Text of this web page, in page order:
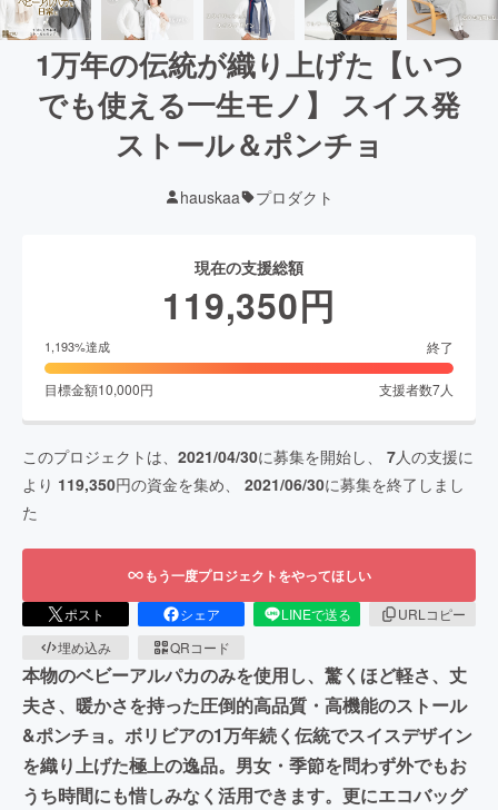
1万年の伝統が織り上げた【いつ
でも使える一生モノ】 スイス発
ストール＆ポンチョ
hauskaa プロダクト
現在の支援総額
119,350円
1,193%達成 終了
目標金額10,000円 支援者数7人
このプロジェクトは、 2021/04/30に募集を開始し、 7人の支援に
より 119,350円の資金を集め、 2021/06/30に募集を終了しまし
た
もう一度プロジェクトをやってほしい
ポスト シェア LINEで送る
URLコピー
埋め込み
QRコード
本物のベビーアルパカのみを使用し、驚くほど軽さ、丈
夫さ、暖かさを持った圧倒的高品質・高機能のストール
&ポンチョ。ボリビアの1万年続く伝統でスイスデザイン
を織り上げた極上の逸品。男女・季節を問わず外でもお
うち時間にも惜しみなく活用できます。更にエコバッグ